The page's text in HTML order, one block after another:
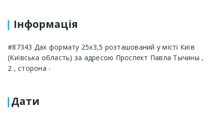
Інформація
#87343 Дах формату 25x3,5 розташований у місті Київ
(Київська область) за адресою Проспект Павла Тычины ,
2 , сторона -
Дати